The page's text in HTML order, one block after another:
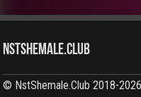
NstShemale.Club
© NstShemale.Club 2018-